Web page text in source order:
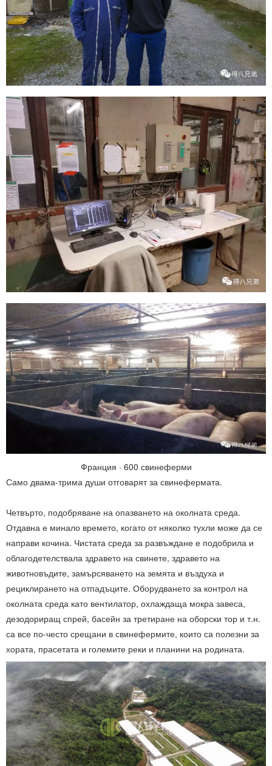
Франция · 600 свинеферми
Само двама-трима души отговарят за свинефермата.
Четвърто, подобряване на опазването на околната среда.
Отдавна е минало времето, когато от няколко тухли може да се
направи кочина. Чистата среда за развъждане е подобрила и
облагодетелствала здравето на свинете, здравето на
животновъдите, замърсяването на земята и въздуха и
рециклирането на отпадъците. Оборудването за контрол на
околната среда като вентилатор, охлаждаща мокра завеса,
дезодориращ спрей, басейн за третиране на оборски тор и т.н.
са все по-често срещани в свинефермите, които са полезни за
хората, прасетата и големите реки и планини на родината.